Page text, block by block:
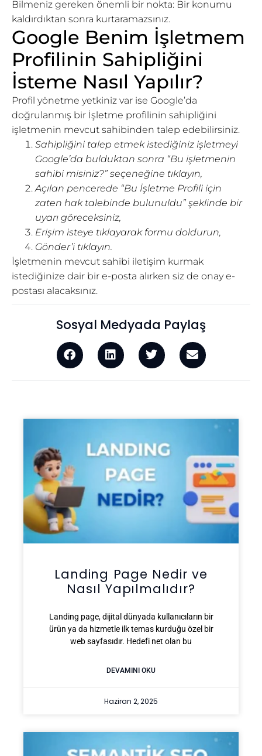
Bilmeniz gereken önemli bir nokta: Bir konumu
kaldırdıktan sonra kurtaramazsınız.
Google Benim İşletmem
Profilinin Sahipliğini
İsteme Nasıl Yapılır?
Profil yönetme yetkiniz var ise Google’da
doğrulanmış bir İşletme profilinin sahipliğini
işletmenin mevcut sahibinden talep edebilirsiniz.
Sahipliğini talep etmek istediğiniz işletmeyi
Google’da bulduktan sonra “Bu işletmenin
sahibi misiniz?” seçeneğine tıklayın,
Açılan pencerede “Bu İşletme Profili için
zaten hak talebinde bulunuldu” şeklinde bir
uyarı göreceksiniz,
Erişim isteye tıklayarak formu doldurun,
Gönder’i tıklayın.
İşletmenin mevcut sahibi iletişim kurmak
istediğinize dair bir e-posta alırken siz de onay e-
postası alacaksınız.
Sosyal Medyada Paylaş
Landing Page Nedir ve
Nasıl Yapılmalıdır?
Landing page, dijital dünyada kullanıcıların bir
ürün ya da hizmetle ilk temas kurduğu özel bir
web sayfasıdır. Hedefi net olan bu
DEVAMINI OKU
Haziran 2, 2025